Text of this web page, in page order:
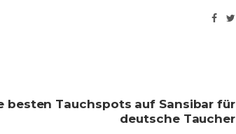
besten Tauchspots auf Sansibar für
deutsche Taucher